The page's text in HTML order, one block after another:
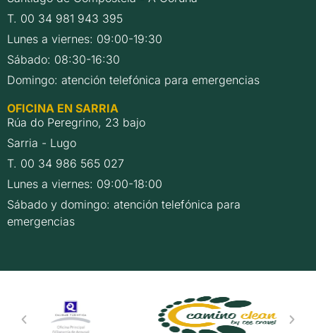
T. 00 34 981 943 395
Lunes a viernes: 09:00-19:30
Sábado: 08:30-16:30
Domingo: atención telefónica para emergencias
OFICINA EN SARRIA
Rúa do Peregrino, 23 bajo
Sarria - Lugo
T. 00 34 986 565 027
Lunes a viernes: 09:00-18:00
Sábado y domingo: atención telefónica para
emergencias